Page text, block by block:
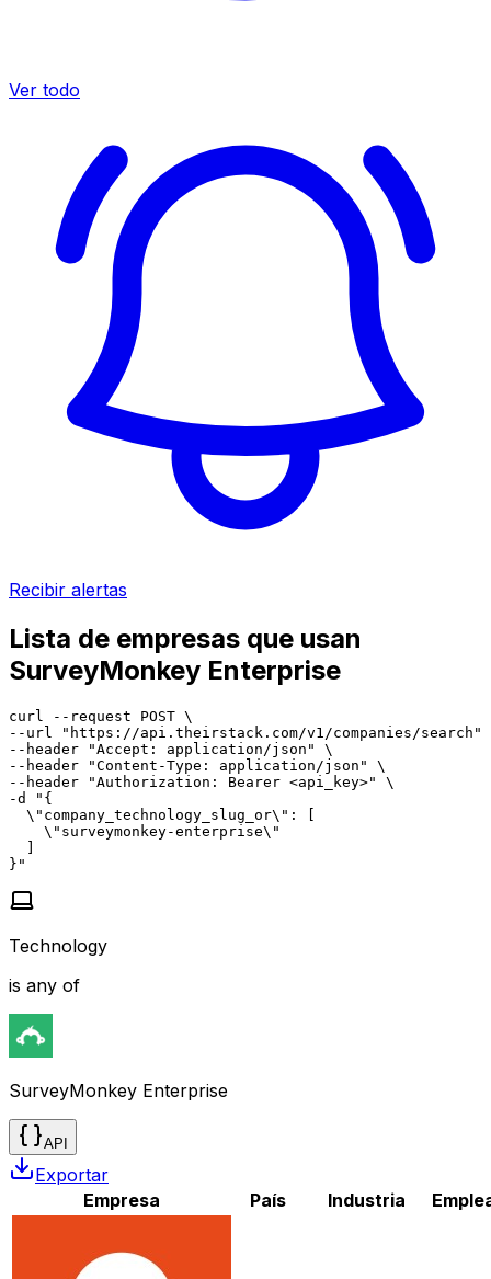
Ver todo
Recibir alertas
Lista de empresas que usan
SurveyMonkey Enterprise
curl --request POST \
--url "https://api.theirstack.com/v1/companies/search"
--header "Accept: application/json" \
--header "Content-Type: application/json" \
--header "Authorization: Bearer <api_key>" \
-d "{
  \"company_technology_slug_or\": [
    \"surveymonkey-enterprise\"
  ]
}"
Technology
is any of
SurveyMonkey Enterprise
API
Exportar
Empresa
País Industria